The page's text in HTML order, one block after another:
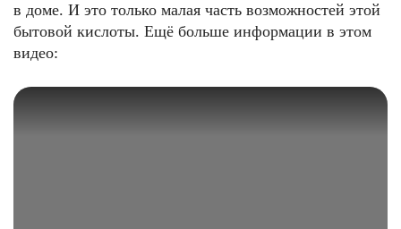
в доме. И это только малая часть возможностей этой
бытовой кислоты. Ещё больше информации в этом
видео: